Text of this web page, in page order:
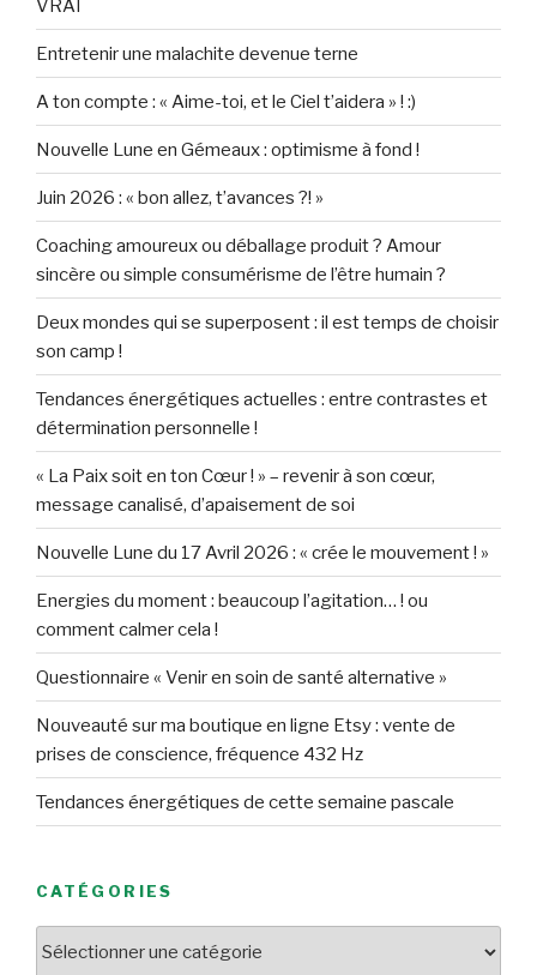
VRAI
Entretenir une malachite devenue terne
A ton compte : « Aime-toi, et le Ciel t’aidera » ! :)
Nouvelle Lune en Gémeaux : optimisme à fond !
Juin 2026 : « bon allez, t’avances ?! »
Coaching amoureux ou déballage produit ? Amour
sincère ou simple consumérisme de l’être humain ?
Deux mondes qui se superposent : il est temps de choisir
son camp !
Tendances énergétiques actuelles : entre contrastes et
détermination personnelle !
« La Paix soit en ton Cœur ! » – revenir à son cœur,
message canalisé, d’apaisement de soi
Nouvelle Lune du 17 Avril 2026 : « crée le mouvement ! »
Energies du moment : beaucoup l’agitation… ! ou
comment calmer cela !
Questionnaire « Venir en soin de santé alternative »
Nouveauté sur ma boutique en ligne Etsy : vente de
prises de conscience, fréquence 432 Hz
Tendances énergétiques de cette semaine pascale
CATÉGORIES